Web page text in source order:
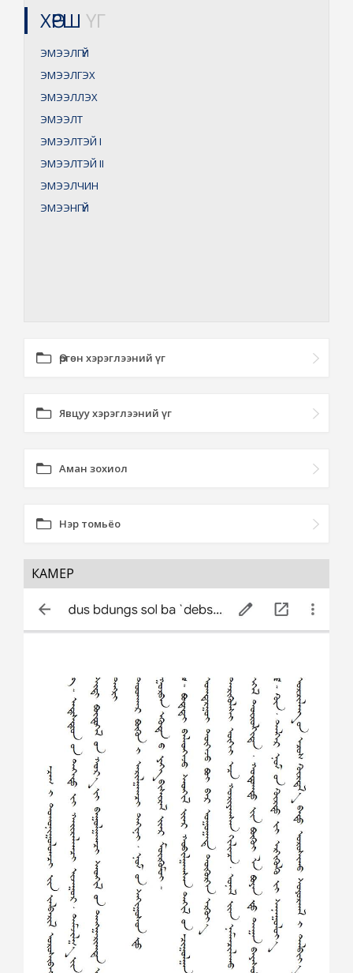
ХӨРШ ҮГ
ЭМЭЭЛГҮЙ
ЭМЭЭЛГЭХ
ЭМЭЭЛЛЭХ
ЭМЭЭЛТ
ЭМЭЭЛТЭЙ I
ЭМЭЭЛТЭЙ II
ЭМЭЭЛЧИН
ЭМЭЭНГҮЙ
Өргөн хэрэглээний үг
Явцуу хэрэглээний үг
Аман зохиол
Нэр томьёо
КАМЕР